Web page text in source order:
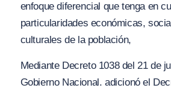
enfoque diferencial que tenga en
particularidades económicas,
culturales de la población,
Mediante Decreto 1038 del 21 de
Gobierno Nacional. adicionó el